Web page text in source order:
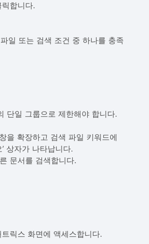
합니다.
일 또는 검색 조건 중 하나를 충족
단일 그룹으로 제한해야 합니다.
을 확장하고 검색 파일 키워드에
상자가 나타납니다.
문서를 검색합니다.
릭스 화면에 액세스합니다.